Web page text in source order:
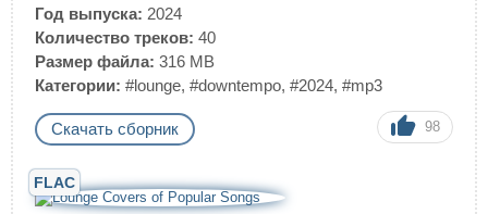
Год выпуска: 2024
Количество треков: 40
Размер файла: 316 MB
Категории: #lounge, #downtempo, #2024, #mp3
Скачать сборник 98
FLAC